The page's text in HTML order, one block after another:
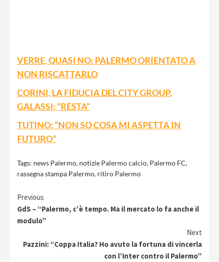
VERRE, QUASI NO: PALERMO ORIENTATO A
NON RISCATTARLO
CORINI, LA FIDUCIA DEL CITY GROUP.
GALASSI: “RESTA”
TUTINO: “NON SO COSA MI ASPETTA IN
FUTURO”
Tags: news Palermo, notizie Palermo calcio, Palermo FC,
rassegna stampa Palermo, ritiro Palermo
Continue
Reading
Previous
GdS – “Palermo, c’è tempo. Ma il mercato lo fa anche il
modulo”
Next
Pazzini: “Coppa Italia? Ho avuto la fortuna di vincerla
con l’Inter contro il Palermo”